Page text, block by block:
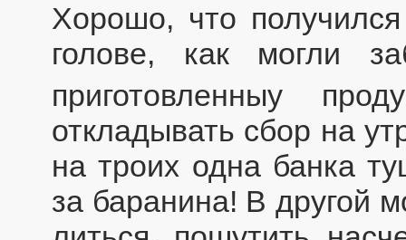
Хорошо, что
голове, как могли
приготовленныу
откладывать сбор на
на троих одна банка
за баранина! В другой